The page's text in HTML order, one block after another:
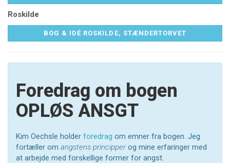
Roskilde
BOG & IDÉ ROSKILDE, STÆNDERTORVET
Foredrag om bogen
OPLØS ANSGT
Kim Oechsle holder foredrag om emner fra bogen. Jeg
fortæller om angstens principperog mine erfaringer med
at arbejde med forskellige former for angst.